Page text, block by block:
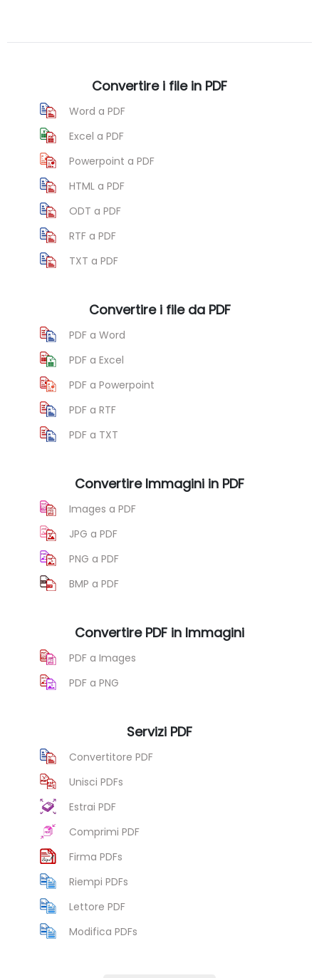
Convertire i file in PDF
Word a PDF
Excel a PDF
Powerpoint a PDF
HTML a PDF
ODT a PDF
RTF a PDF
TXT a PDF
Convertire i file da PDF
PDF a Word
PDF a Excel
PDF a Powerpoint
PDF a RTF
PDF a TXT
Convertire Immagini in PDF
Images a PDF
JPG a PDF
PNG a PDF
BMP a PDF
Convertire PDF in Immagini
PDF a Images
PDF a PNG
Servizi PDF
Convertitore PDF
Unisci PDFs
Estrai PDF
Comprimi PDF
Firma PDFs
Riempi PDFs
Lettore PDF
Modifica PDFs